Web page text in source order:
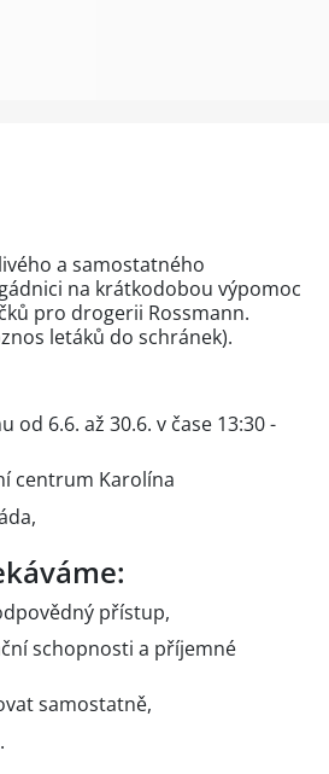
a samostatného
na krátkodobou výpomoc
pro drogerii Rossmann.
letáků do schránek).
od 6.6. až 30.6. v čase 13:30 -
centrum Karolína
přístup,
schopnosti a příjemné
samostatně,